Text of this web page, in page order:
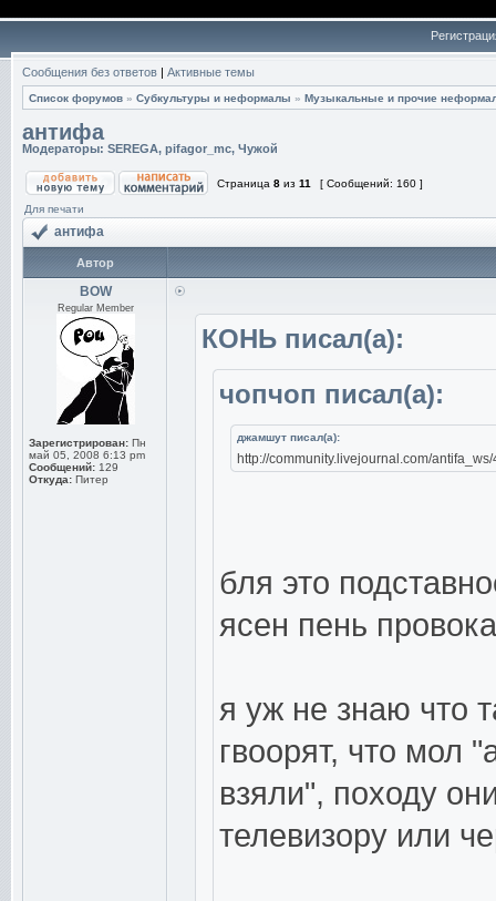
Сообщения без ответов | Активные темы
Список форумов » Субкультуры и неформалы » Музыкальные и прочие
антифа
Модераторы: SEREGA, pifagor_mc, Чужой
Страница 8 из 11 [ Сообщений: 160 ]
Для печати
антифа
Автор
BOW
Regular Member
Зарегистрирован: Пн
май 05, 2008 6:13 pm
Сообщений: 129
Откуда: Питер
КОНЬ писал(а):
чопчоп писал(а):
джамшут писал(а):
http://community.livejournal.com/
бля это
ясен пень
я уж не знаю что
гвоорят, что мол
взяли", походу
телевизору или